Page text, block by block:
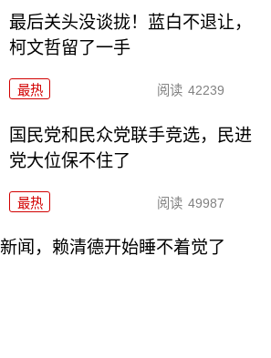
最后关头没谈拢！蓝白不退让，
柯文哲留了一手
最热 阅读 42239
国民党和民众党联手竞选，民进
党大位保不住了
最热 阅读 49987
闻，赖清德开始睡不着觉了